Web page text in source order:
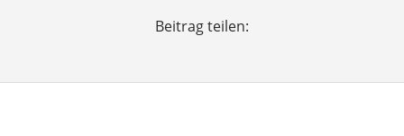
Beitrag teilen: